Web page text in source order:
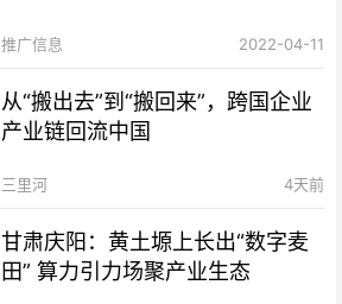
推广信息 2022-04-11
从“搬出去”到“搬回来”，跨国企业
产业链回流中国
三里河 4天前
甘肃庆阳：黄土塬上长出“数字麦
田” 算力引力场聚产业生态